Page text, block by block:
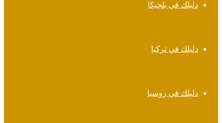
دليلك في بلجيكا
دليلك في تركيا
دليلك في روسيا